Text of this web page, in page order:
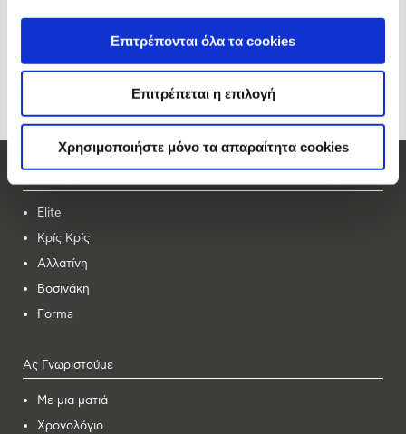
Επιτρέπονται όλα τα cookies
Επιτρέπεται η επιλογή
Χρησιμοποιήστε μόνο τα απαραίτητα cookies
Elite
Κρίς Κρίς
Αλλατίνη
Βοσινάκη
Forma
Ας Γνωριστούμε
Με μια ματιά
Χρονολόγιο